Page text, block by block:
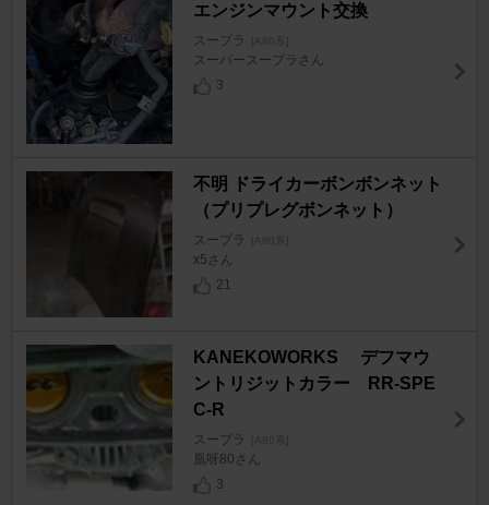
エンジンマウント交換
スープラ [A80系]
スーパースープラさん
3
不明 ドライカーボンボンネット
（プリプレグボンネット）
スープラ [A80系]
x5さん
21
KANEKOWORKS デフマウ
ントリジットカラー RR-SPE
C-R
スープラ [A80系]
凰呀80さん
3